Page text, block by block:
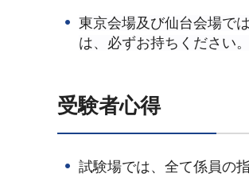
東京会場及び仙台会場で
は、必ずお持ちください。
受験者心得
試験場では、全て係員の